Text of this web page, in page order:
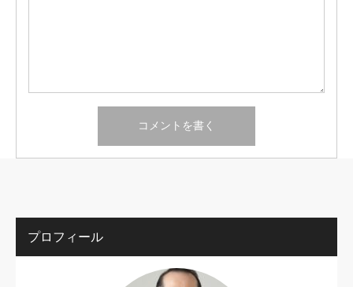
プロフィール